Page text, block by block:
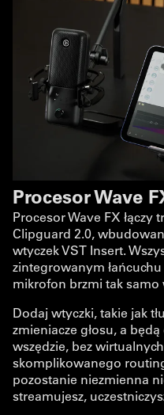
Procesor Wave
Procesor Wave FX łączy
Clipguard 2.0,
wtyczek VST Insert.
zintegrowanym
mikrofon brzmi tak samo
Dodaj wtyczki, takie jak
zmieniacze głosu, a
wszędzie, bez
skomplikowanego
pozostanie niezmienna
streamujesz,